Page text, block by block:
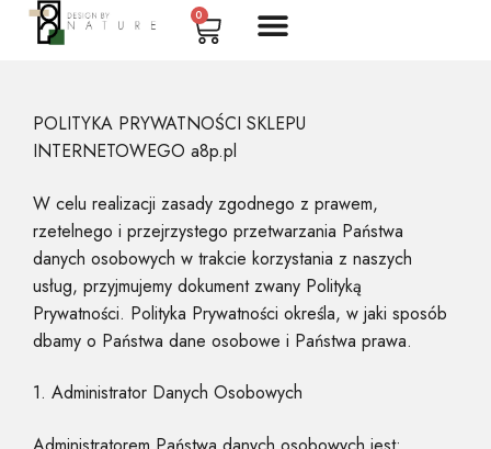
0
POLITYKA PRYWATNOŚCI SKLEPU
INTERNETOWEGO a8p.pl
W celu realizacji zasady zgodnego z prawem,
rzetelnego i przejrzystego przetwarzania Państwa
danych osobowych w trakcie korzystania z naszych
usług, przyjmujemy dokument zwany Polityką
Prywatności. Polityka Prywatności określa, w jaki sposób
dbamy o Państwa dane osobowe i Państwa prawa.
1. Administrator Danych Osobowych